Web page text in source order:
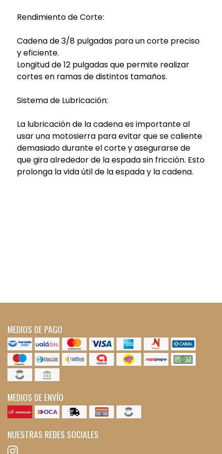
Rendimiento de Corte:
Cadena de 3/8 pulgadas para un corte preciso
y eficiente.
Longitud de 12 pulgadas que permite realizar
cortes en ramas de distintos tamaños.
Sistema de Lubricación:
La lubricación de la cadena es importante al
usar una motosierra para evitar que se caliente
demasiado durante el corte y asegurarse de
que gira alrededor de la espada sin fricción. Esto
prolonga la vida útil de la espada y la cadena.
MEDIOS DE PAGO
MEDIOS DE ENVÍO
NUESTRAS REDES SOCIALES